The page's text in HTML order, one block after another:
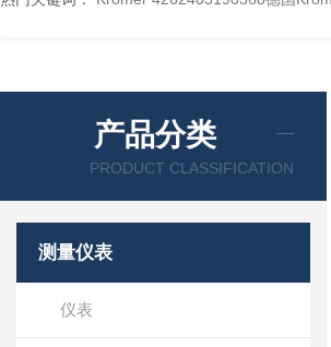
产品分类
PRODUCT CLASSIFICATION
测量仪表
仪表